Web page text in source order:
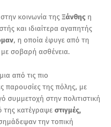
κοινωνία της Ξάνθης η
και ιδιαίτερα αγαπητής
, η οποία έφυγε από τη
σοβαρή ασθένεια.
από τις πιο
παρουσίες της πόλης, με
συμμετοχή στην πολιτιστική
της κατέγραψε στιγμές,
την τοπική